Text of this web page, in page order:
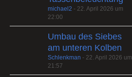
michael2 - 22. April 2026 um
22:00
Umbau des Siebes
am unteren Kolben
Schlenkman - 22. April 2026 um
21:57